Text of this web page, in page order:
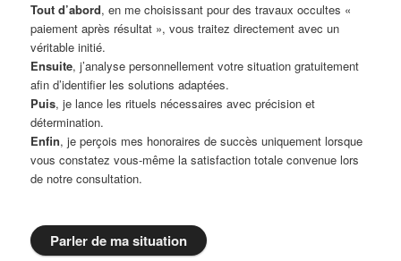
Tout d’abord, en me choisissant pour des travaux occultes «
paiement après résultat », vous traitez directement avec un
véritable initié.
Ensuite, j’analyse personnellement votre situation gratuitement
afin d’identifier les solutions adaptées.
Puis, je lance les rituels nécessaires avec précision et
détermination.
Enfin, je perçois mes honoraires de succès uniquement lorsque
vous constatez vous-même la satisfaction totale convenue lors
de notre consultation.
Parler de ma situation